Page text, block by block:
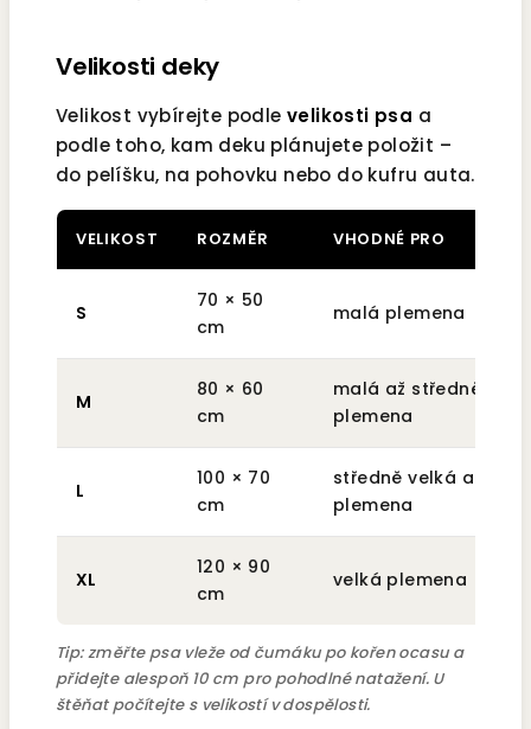
Velikosti deky
Velikost vybírejte podle velikosti psa a
podle toho, kam deku plánujete položit –
do pelíšku, na pohovku nebo do kufru auta.
VELIKOST ROZMĚR VHODNÉ PRO
S
70 × 50
cm
malá plemena
M
80 × 60
cm
malá až středně
plemena
L
100 × 70
cm
středně velká až
plemena
XL
120 × 90
cm
velká plemena
Tip: změřte psa vleže od čumáku po kořen ocasu a
přidejte alespoň 10 cm pro pohodlné natažení. U
štěňat počítejte s velikostí v dospělosti.